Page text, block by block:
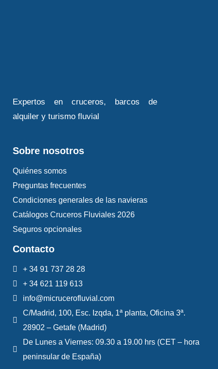
(exterior), que incorpora la Torre del Reloj
y su reloj astronómico que data del año
Se recomienda calzado cómodo.
Los comentarios sobre la Iglesia de
San Antonio se darán en el exterior,
ya que no están autorizados en el
interior.
Iglesia de San Antonio.
El orden de las visitas está sujeto a
modificaciones.
Los horarios son orientativos.
La salida y el regreso de la excursión
se ajustan según la dirección del
crucero:
VEN: salida de Chioggia / regreso
Expertos en cruceros, barcos de
alquiler y turismo fluvial
Sobre nosotros
Quiénes somos
Preguntas frecuentes
Condiciones generales de las navieras
Catálogos Cruceros Fluviales 2026
Seguros opcionales
Contacto
+ 34 91 737 28 28
+ 34 621 119 613
info@micrucerofluvial.com
C/Madrid, 100, Esc. Izqda, 1ª planta, Oficina 3ª.
28902 – Getafe (Madrid)
De Lunes a Viernes: 09.30 a 19.00 hrs (CET – hora
peninsular de España)